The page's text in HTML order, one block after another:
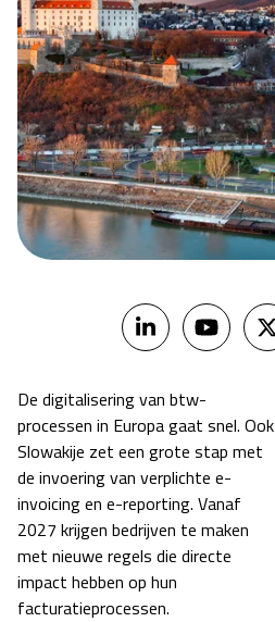
De digitalisering van btw-
processen in Europa gaat snel. Ook
Slowakije zet een grote stap met
de invoering van verplichte e-
invoicing en e-reporting. Vanaf
2027 krijgen bedrijven te maken
met nieuwe regels die directe
impact hebben op hun
facturatieprocessen.